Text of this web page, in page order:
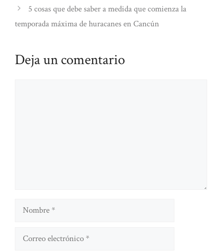
5 cosas que debe saber a medida que comienza la
temporada máxima de huracanes en Cancún
Deja un comentario
Nombre
electrónico